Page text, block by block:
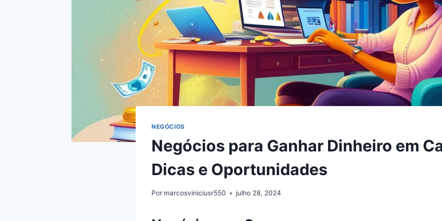
NEGÓCIOS
Negócios para Ganhar Dinheiro em
Dicas e Oportunidades
Por marcosviniciusr550 julho 28, 2024